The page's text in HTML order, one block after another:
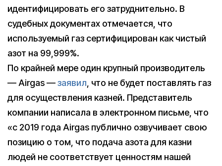
идентифицировать его затруднительно. В
судебных документах отмечается, что
используемый газ сертифицирован как чистый
азот на 99,999%.
По крайней мере один крупный производитель
— Airgas —заявил, что не будет поставлять газ
для осуществления казней. Представитель
компании написала в электронном письме, что
«с 2019 года Airgas публично озвучивает свою
позицию о том, что подача азота для казни
людей не соответствует ценностям нашей